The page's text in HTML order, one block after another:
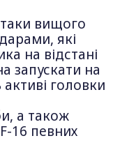
вищого
які
на відстані
запускати на
головки
а також
16 певних